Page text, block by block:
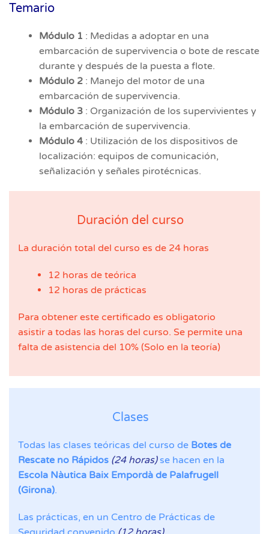
Temario
Módulo 1 : Medidas a adoptar en una
embarcación de supervivencia o bote de rescate
durante y después de la puesta a flote.
Módulo 2 : Manejo del motor de una
embarcación de supervivencia.
Módulo 3 : Organización de los supervivientes y
la embarcación de supervivencia.
Módulo 4 : Utilización de los dispositivos de
localización: equipos de comunicación,
señalización y señales pirotécnicas.
Duración del curso
La duración total del curso es de 24 horas
12 horas de teórica
12 horas de prácticas
Para obtener este certificado es obligatorio
asistir a todas las horas del curso. Se permite una
falta de asistencia del 10% (Solo en la teoría)
Clases
Todas las clases teóricas del curso de Botes de
Rescate no Rápidos (24 horas)se hacen en la
Escola Nàutica Baix Empordà de Palafrugell
(Girona).
Las prácticas, en un Centro de Prácticas de